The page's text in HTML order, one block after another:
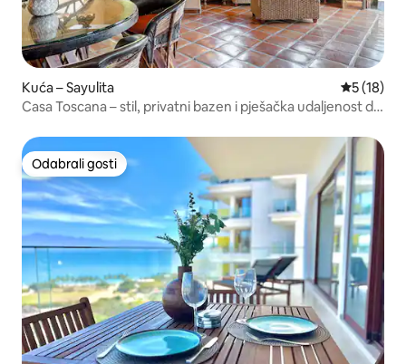
Kuća – Sayulita Prosječna
5 (18)
Casa Toscana – stil, privatni bazen i pješačka udaljenost do
Odabrali gosti
Odabrali gosti